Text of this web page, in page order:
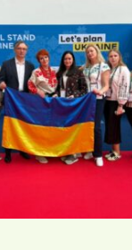
я
на